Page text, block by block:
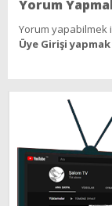
Yorum
Yorum yapabilmek
Üye Girişi